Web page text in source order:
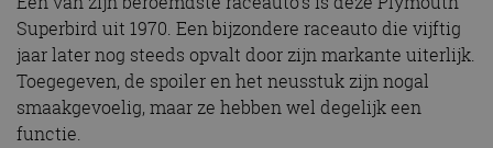
Superbird uit 1970. Een bijzondere raceauto die vijftig
jaar later nog steeds opvalt door zijn markante uiterlijk.
Toegegeven, de spoiler en het neusstuk zijn nogal
smaakgevoelig, maar ze hebben wel degelijk een
functie.